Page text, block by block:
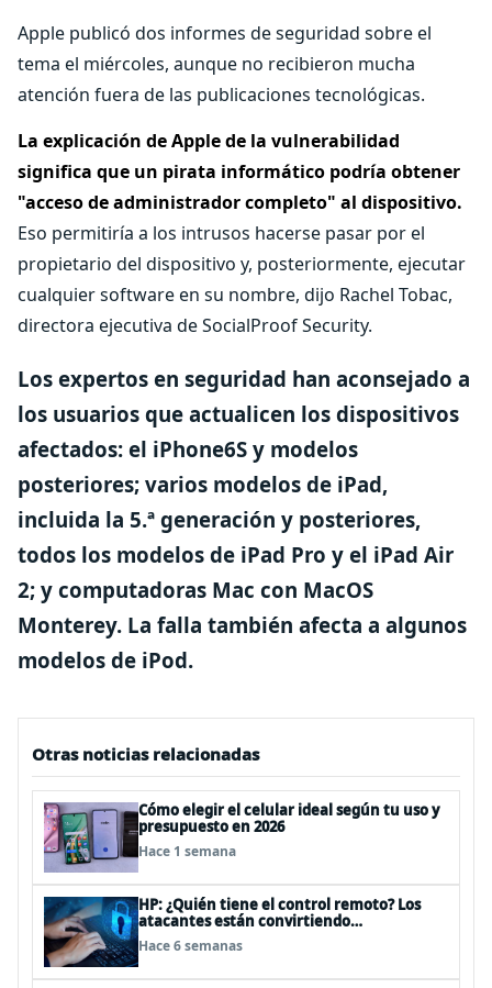
Apple publicó dos informes de seguridad sobre el
tema el miércoles, aunque no recibieron mucha
atención fuera de las publicaciones tecnológicas.
La explicación de Apple de la vulnerabilidad
significa que un pirata informático podría obtener
"acceso de administrador completo" al dispositivo.
Eso permitiría a los intrusos hacerse pasar por el
propietario del dispositivo y, posteriormente, ejecutar
cualquier software en su nombre, dijo Rachel Tobac,
directora ejecutiva de SocialProof Security.
Los expertos en seguridad han aconsejado a
los usuarios que actualicen los dispositivos
afectados: el iPhone6S y modelos
posteriores; varios modelos de iPad,
incluida la 5.ª generación y posteriores,
todos los modelos de iPad Pro y el iPad Air
2; y computadoras Mac con MacOS
Monterey. La falla también afecta a algunos
modelos de iPod.
Otras noticias relacionadas
Cómo elegir el celular ideal según tu uso y
presupuesto en 2026
Hace 1 semana
HP: ¿Quién tiene el control remoto? Los
atacantes están convirtiendo
herramientas legítimas de acceso remoto
en puertas alternativas
Hace 6 semanas